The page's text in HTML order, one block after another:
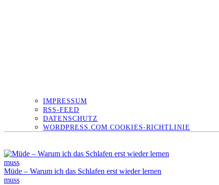
IMPRESSUM
RSS-FEED
DATENSCHUTZ
WORDPRESS.COM COOKIES-RICHTLINIE
Müde – Warum ich das Schlafen erst wieder lernen
muss